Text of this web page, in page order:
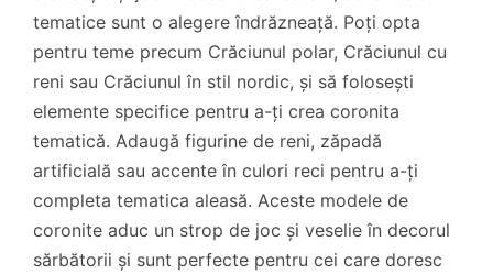
tematice sunt o alegere îndrăzneață. Poți opta
pentru teme precum Crăciunul polar, Crăciunul cu
reni sau Crăciunul în stil nordic, și să folosești
elemente specifice pentru a-ți crea coronita
tematică. Adaugă figurine de reni, zăpadă
artificială sau accente în culori reci pentru a-ți
completa tematica aleasă. Aceste modele de
coronite aduc un strop de joc și veselie în decorul
sărbătorii și sunt perfecte pentru cei care doresc